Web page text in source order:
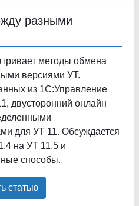
разными
методы обмена
версиями УТ.
из 1С:Управление
двусторонний онлайн
для УТ 11. Обсуждается
на УТ 11.5 и
способы.
статью